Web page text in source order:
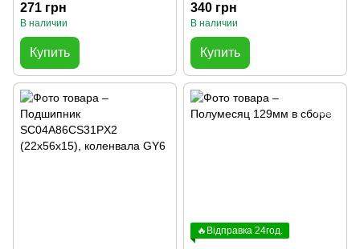
271 грн
В наличии
Купить
340 грн
В наличии
Купить
🔥Відправка 24год.